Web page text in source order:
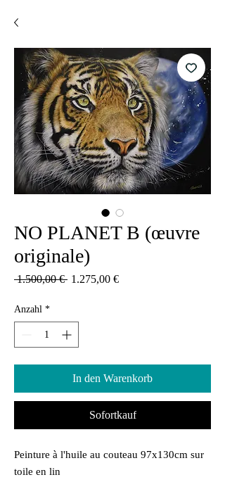
NO PLANET B (œuvre
originale)
1.500,00 € Standardpreis
1.275,00 €Sale-
Anzahl *
In den Warenkorb
Sofortkauf
Peinture à l'huile au couteau 97x130cm sur
toile en lin